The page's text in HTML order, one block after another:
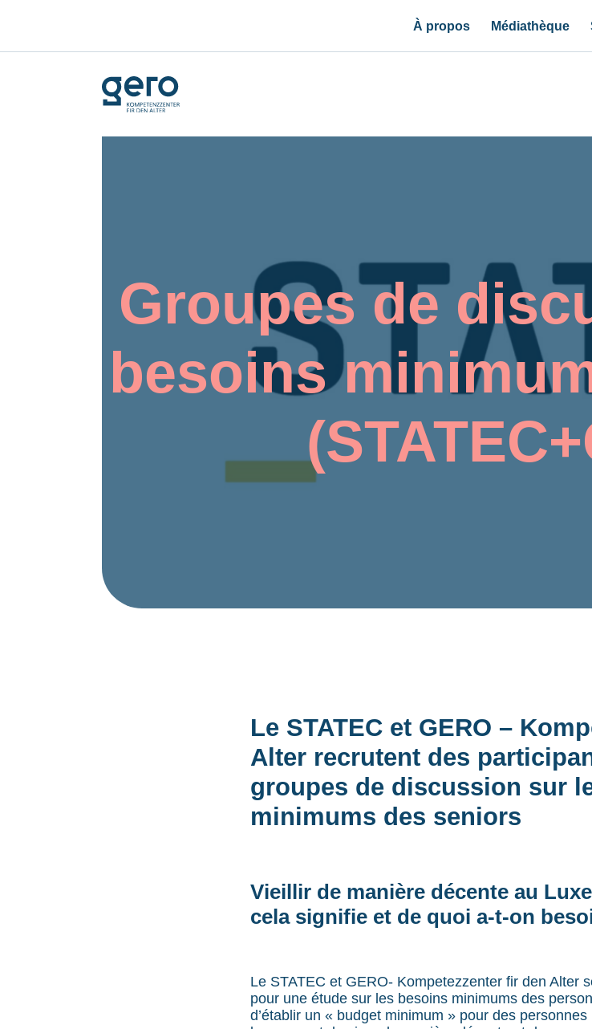
À propos Médiathèque
Groupes de
besoins
Le STATEC et GERO –
Alter recrutent des
groupes de discussion sur
minimums des seniors
Vieillir de manière décente au
cela signifie et de quoi a-t-on
Le STATEC et GERO- Kompetezzenter fir den Alter
pour une étude sur les besoins minimums des
d’établir un « budget minimum » pour des